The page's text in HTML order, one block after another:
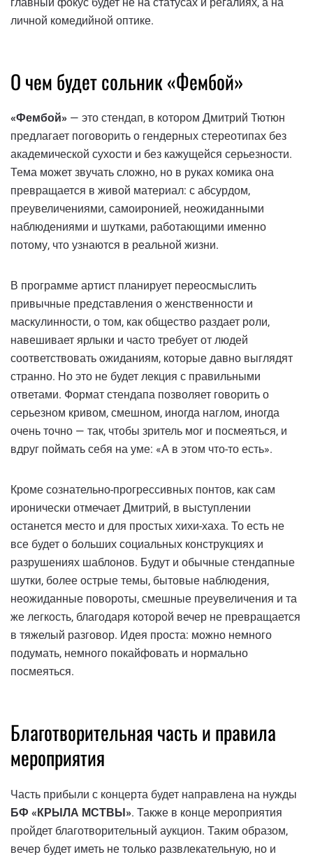
личной комедийной оптике.
О чем будет сольник «Фембой»
«Фембой» — это стендап, в котором Дмитрий Тютюн
предлагает поговорить о гендерных стереотипах без
академической сухости и без кажущейся серьезности.
Тема может звучать сложно, но в руках комика она
превращается в живой материал: с абсурдом,
преувеличениями, самоиронией, неожиданными
наблюдениями и шутками, работающими именно
потому, что узнаются в реальной жизни.
В программе артист планирует переосмыслить
привычные представления о женственности и
маскулинности, о том, как общество раздает роли,
навешивает ярлыки и часто требует от людей
соответствовать ожиданиям, которые давно выглядят
странно. Но это не будет лекция с правильными
ответами. Формат стендапа позволяет говорить о
серьезном кривом, смешном, иногда наглом, иногда
очень точно — так, чтобы зритель мог и посмеяться, и
вдруг поймать себя на уме: «А в этом что-то есть».
Кроме сознательно-прогрессивных понтов, как сам
иронически отмечает Дмитрий, в выступлении
останется место и для простых хихи-хаха. То есть не
все будет о больших социальных конструкциях и
разрушениях шаблонов. Будут и обычные стендапные
шутки, более острые темы, бытовые наблюдения,
неожиданные повороты, смешные преувеличения и та
же легкость, благодаря которой вечер не превращается
в тяжелый разговор. Идея проста: можно немного
подумать, немного покайфовать и нормально
посмеяться.
Благотворительная часть и правила
мероприятия
Часть прибыли с концерта будет направлена ​​на нужды
БФ «КРЫЛА МСТВЫ». Также в конце мероприятия
пройдет благотворительный аукцион. Таким образом,
вечер будет иметь не только развлекательную, но и